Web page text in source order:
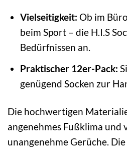
Vielseitigkeit: Ob im
beim Sport – die H.I.S
Bedürfnissen an.
Praktischer 12er-Pack:
genügend Socken zur
Die hochwertigen
angenehmes Fußklima und
unangenehme Gerüche.